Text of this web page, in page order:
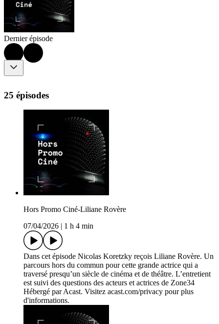
Dernier épisode
25 épisodes
Hors Promo Ciné-Liliane Rovère
07/04/2026
1 h 4 min
Dans cet épisode Nicolas Koretzky reçois Liliane Rovère. Un
parcours hors du commun pour cette grande actrice qui a
traversé presqu’un siècle de cinéma et de théâtre. L’entretient
est suivi des questions des acteurs et actrices de Zone34
Hébergé par Acast. Visitez acast.com/privacy pour plus
d'informations.